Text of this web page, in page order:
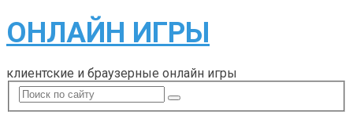
ОНЛАЙН ИГРЫ
клиентские и браузерные онлайн игры